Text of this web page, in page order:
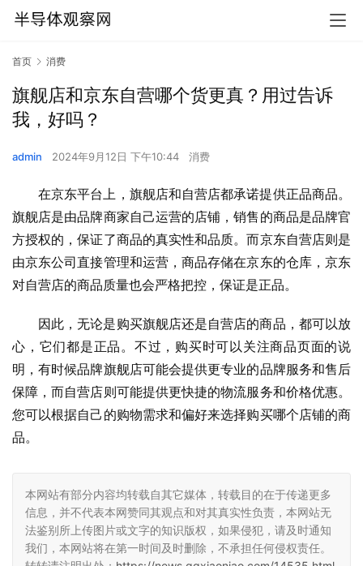
首页 消费
旗舰店和京东自营哪个货更真？用过告诉
我，好吗？
admin 2024年9月12日 下午10:44 消费
在京东平台上，旗舰店和自营店都承诺提供正品商品。
旗舰店是由品牌商家自己运营的店铺，销售的商品是品牌官
方授权的，保证了商品的真实性和品质。而京东自营店则是
由京东公司直接管理和运营，商品存储在京东的仓库，京东
对自营店的商品质量也会严格把控，保证是正品。
因此，无论是购买旗舰店还是自营店的商品，都可以放
心，它们都是正品。不过，购买时可以关注商品页面的说
明，有时候品牌旗舰店可能会提供更专业的品牌服务和售后
保障，而自营店则可能提供更快捷的物流服务和价格优惠。
您可以根据自己的购物需求和偏好来选择购买哪个店铺的商
品。
本网站有部分内容均转载自其它媒体，转载目的在于传递更多
信息，并不代表本网赞同其观点和对其真实性负责，本网站无
法鉴别所上传图片或文字的知识版权，如果侵犯，请及时通知
我们，本网站将在第一时间及时删除，不承担任何侵权责任。